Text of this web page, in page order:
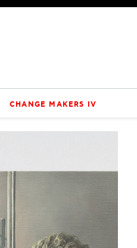
CHANGE MAKERS IV